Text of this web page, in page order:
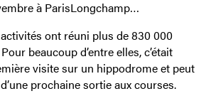
à ParisLongchamp…
ont réuni plus de 830 000
beaucoup d’entre elles, c’était
visite sur un hippodrome et peut
prochaine sortie aux courses.